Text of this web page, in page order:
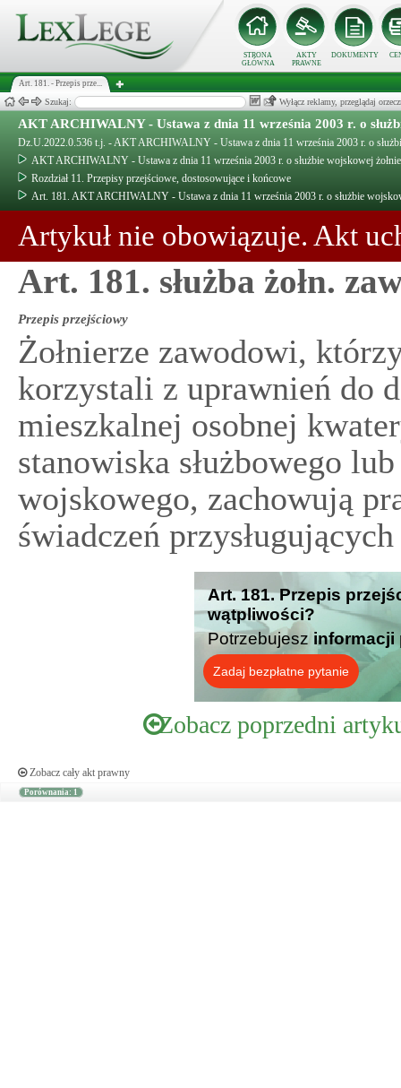
STRONA
GŁÓWNA
AKTY
PRAWNE
DOKUMENTY
Art. 181. - Przepis prze...
Szukaj: Wyłącz reklamy, przeglądaj
AKT ARCHIWALNY - Ustawa z dnia 11 września 2003 r. o
Dz.U.2022.0.536 t.j. - AKT ARCHIWALNY - Ustawa z dnia 11 września 2003 r. o
AKT ARCHIWALNY - Ustawa z dnia 11 września 2003 r. o służbie wojskowej
Rozdział 11. Przepisy przejściowe, dostosowujące i końcowe
Art. 181. AKT ARCHIWALNY - Ustawa z dnia 11 września 2003 r. o służbie
Artykuł nie obowiązuje. Akt
Art. 181. służba żołn.
Przepis przejściowy
Żołnierze zawodowi,
korzystali z uprawnień do
mieszkalnej osobnej
stanowiska służbowego
wojskowego, zachowują
świadczeń
Art. 181. Przepis
wątpliwości?
Potrzebujesz informacji
Zadaj bezpłatne pytanie
Zobacz poprzedni
Zobacz cały akt prawny
Porównania: 1